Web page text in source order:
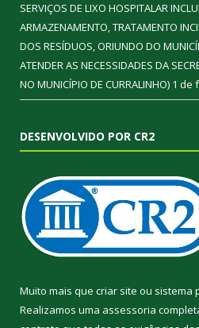
SERVIÇOS DE LIXO HOSPITALAR
ARMAZENAMENTO, TRATAMENTO
DOS RESÍDUOS, ORIUNDO DO
ATENDER AS NECESSIDADES DA
NO MUNICÍPIO DE CURRALINHO) 1 de
DESENVOLVIDO POR CR2
Muito mais que criar site ou sistema
Realizamos uma assessoria